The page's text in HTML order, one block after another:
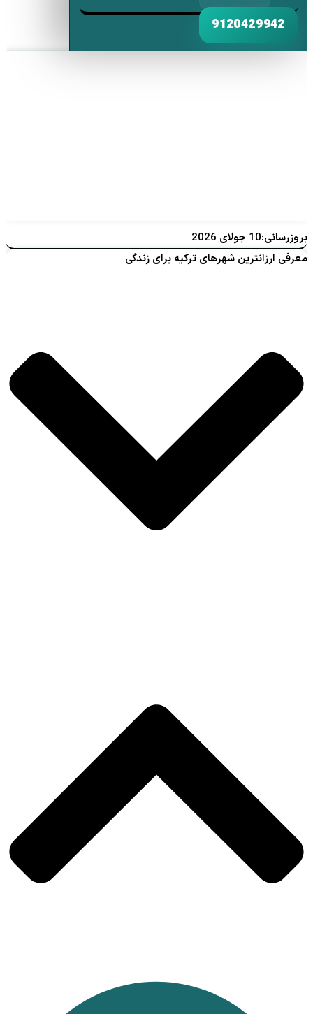
9120429942
بروزرسانی:10 جولای 2026
معرفی ارزانترین شهرهای ترکیه برای زندگی